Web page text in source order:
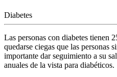
Diabetes
Las personas con diabetes tienen
quedarse ciegas que las personas
importante dar seguimiento a su
anuales de la vista para diabéticos.